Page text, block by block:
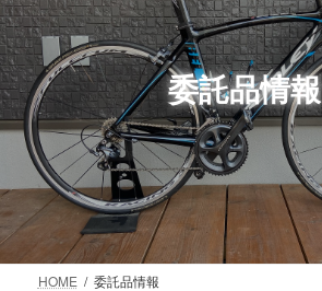
キ
ッ
プ
に
移
動
委託品情報
HOME 委託品情報